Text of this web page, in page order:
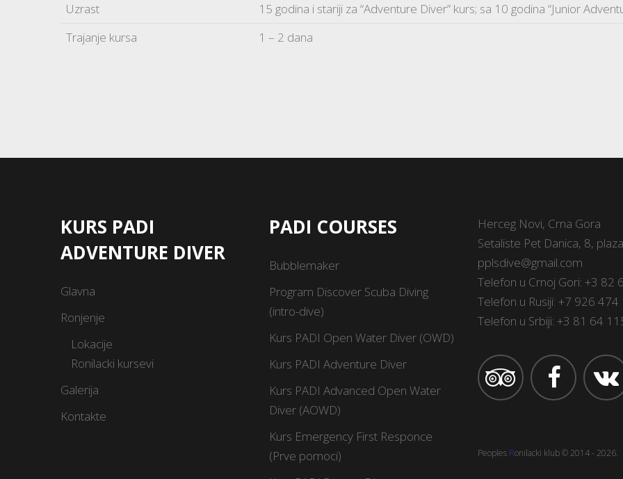
Uzrast
15 godina i stariji za “Adventure Diver” kurs; sa 10 godina “Junior
Trajanje kursa
1 – 2 dana
KURS PADI
ADVENTURE DIVER
Glavna
Ronjenje
Lokacije
Ronilacki kursevi
Galerija
Kontakte
PADI COURSES
Bubblemaker
Program Discover Scuba Diving
(intro-dive)
Kurs PADI Open Water Diver (OWD)
Kurs PADI Adventure Diver
Kurs PADI Advanced Open Water
Diver (AOWD)
Kurs Emergency First Responce
(Prve pomoci)
Herceg Novi, Crna Gora
Setaliste Pet Danica, 8,
pplsdive@gmail.com
Telefon u Crnoj Gori: +3 82
Telefon u Rusiji: +7 926 474
Telefon u Srbiji: +3 81 64
Peoples Ronilacki klub© 2014 - 2026.